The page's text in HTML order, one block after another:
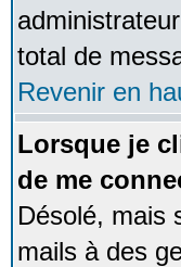
total de
Revenir en
Lorsque je
de me
Désolé, mais
mails à des